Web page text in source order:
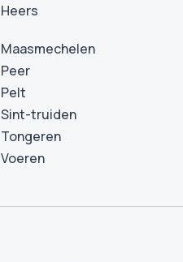
Heers
Maasmechelen
Peer
Pelt
Sint-truiden
Tongeren
Voeren